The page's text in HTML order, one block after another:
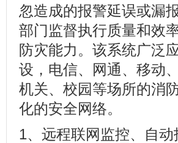
忽造成的报警延误或漏
部门监督执行质量和效
防灾能力。该系统广泛
设，电信、网通、移动
机关、校园等场所的消
化的安全网络。
1、远程联网监控、自